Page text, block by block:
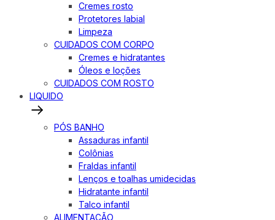
Cremes rosto
Protetores labial
Limpeza
CUIDADOS COM CORPO
Cremes e hidratantes
Óleos e loções
CUIDADOS COM ROSTO
LIQUIDO
PÓS BANHO
Assaduras infantil
Colônias
Fraldas infantil
Lenços e toalhas umidecidas
Hidratante infantil
Talco infantil
ALIMENTAÇÃO